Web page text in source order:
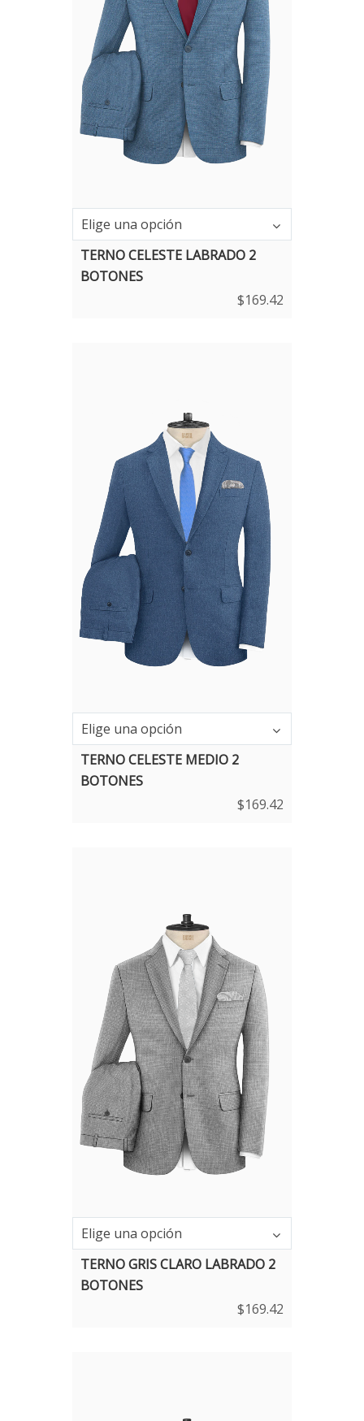
Elige una opción
TERNO CELESTE LABRADO 2
BOTONES
$169.42
Elige una opción
TERNO CELESTE MEDIO 2
BOTONES
$169.42
Elige una opción
TERNO GRIS CLARO LABRADO 2
BOTONES
$169.42